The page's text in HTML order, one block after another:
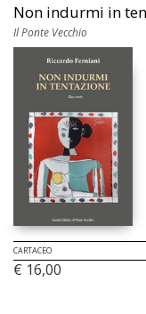
Non indurmi in
Il Ponte Vecchio
CARTACEO
€ 16,00